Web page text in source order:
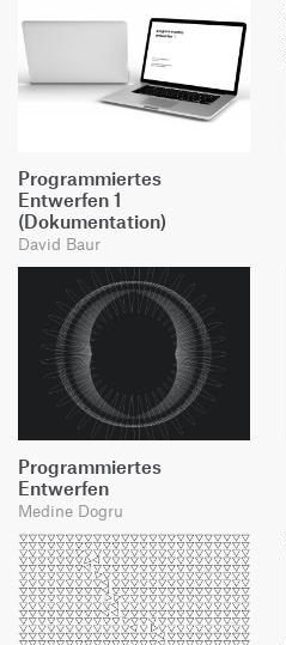
Programmiertes
Entwerfen 1
(Dokumentation)
David Baur
Programmiertes
Entwerfen
Medine Dogru